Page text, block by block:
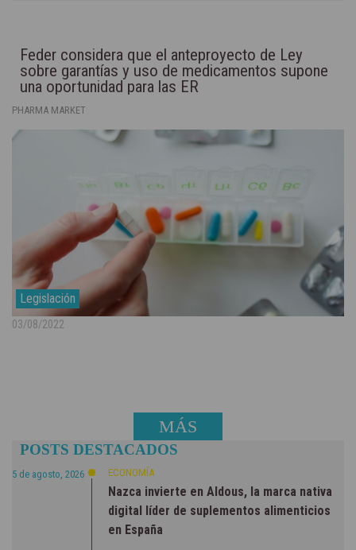
Feder considera que el anteproyecto de Ley
sobre garantías y uso de medicamentos supone
una oportunidad para las ER
PHARMA MARKET
Legislación
03/08/2022
MÁS
NOTICIAS
POSTS DESTACADOS
5 de agosto, 2026 ECONOMÍA
Nazca invierte en Aldous, la marca nativa
digital líder de suplementos alimenticios
en España